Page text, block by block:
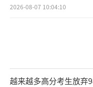
2026-08-07 10:04:10
越来越多高分考生放弃